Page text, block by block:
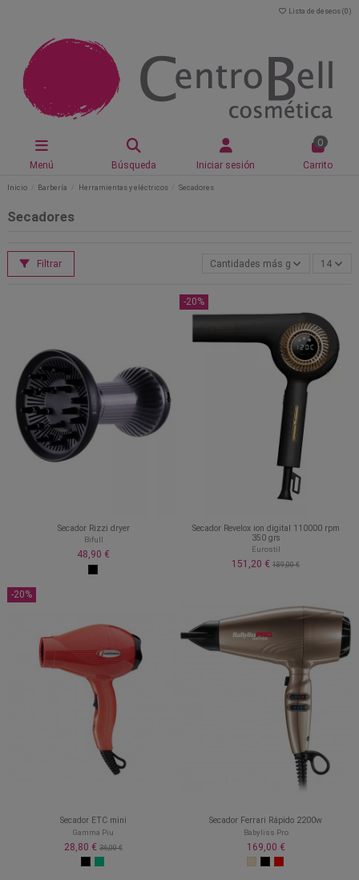
Lista de deseos (0 )
Menú Búsqueda Iniciar sesión
0
Carrito
Inicio Barbería Herramientas y eléctricos Secadores
Secadores
Filtrar Cantidades más grandes primero
14
Secador Rizzi dryer
Bifull
48,90 €
-20%
Secador Revelox ion digital 110000 rpm
350 grs
Eurostil
151,20 € 189,00 €
-20%
Secador ETC mini
Gamma Piu
28,80 € 36,00 €
Secador Ferrari Rápido 2200w
Babyliss Pro
169,00 €